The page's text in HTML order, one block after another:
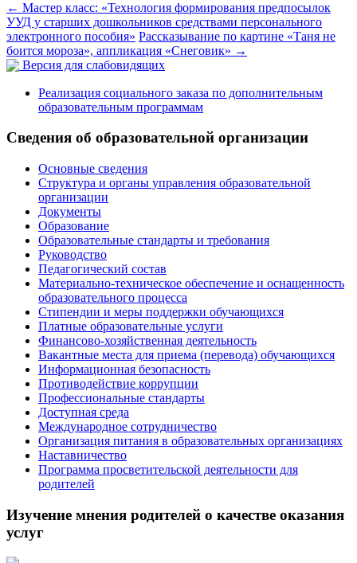
← Мастер класс: «Технология формирования предпосылок
УУД у старших дошкольников средствами персонального
электронного пособия» Рассказывание по картине «Таня не
боится мороза», аппликация «Снеговик» →
Версия для слабовидящих
Реализация социального заказа по дополнительным
образовательным программам
Сведения об образовательной организации
Основные сведения
Структура и органы управления образовательной
организации
Документы
Образование
Образовательные стандарты и требования
Руководство
Педагогический состав
Материально-техническое обеспечение и оснащенность
образовательного процесса
Стипендии и меры поддержки обучающихся
Платные образовательные услуги
Финансово-хозяйственная деятельность
Вакантные места для приема (перевода) обучающихся
Информационная безопасность
Противодействие коррупции
Профессиональные стандарты
Доступная среда
Международное сотрудничество
Организация питания в образовательных организациях
Наставничество
Программа просветительской деятельности для
родителей
Изучение мнения родителей о качестве оказания
услуг